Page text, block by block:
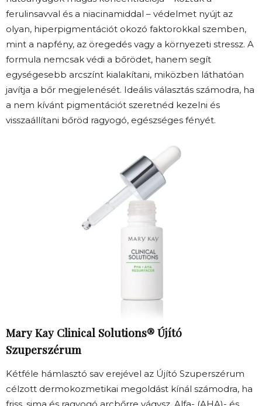
ferulinsavval és a niacinamiddal – védelmet nyújt az
olyan, hiperpigmentációt okozó faktorokkal szemben,
mint a napfény, az öregedés vagy a környezeti stressz. A
formula nemcsak védi a bőrödet, hanem segít
egységesebb arcszínt kialakítani, miközben láthatóan
javítja a bőr megjelenését. Ideális választás számodra, ha
a nem kívánt pigmentációt szeretnéd kezelni és
visszaállítani bőröd ragyogó, egészséges fényét.
Mary Kay Clinical Solutions® Újító
Szuperszérum
Kétféle hámlasztó sav erejével az Újító Szuperszérum
célzott dermokozmetikai megoldást kínál számodra, ha